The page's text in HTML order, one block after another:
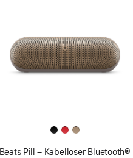
Beats Pill – Kabelloser Bluetooth®